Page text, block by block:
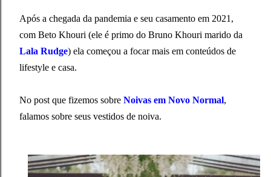
Após a chegada da pandemia e seu casamento em 2021,
com Beto Khouri (ele é primo do Bruno Khouri marido da
Lala Rudge) ela começou a focar mais em conteúdos de
lifestyle e casa.
No post que fizemos sobre Noivas em Novo Normal,
falamos sobre seus vestidos de noiva.